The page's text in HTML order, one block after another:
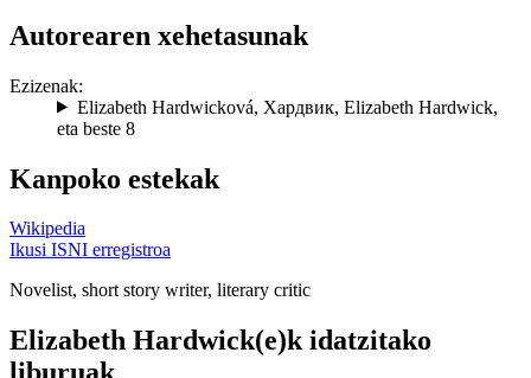
Autorearen xehetasunak
Ezizenak:
Elizabeth Hardwicková, Хардвик, Elizabeth Hardwick,
eta beste 8
Kanpoko estekak
Wikipedia
Ikusi ISNI erregistroa
Novelist, short story writer, literary critic
Elizabeth Hardwick(e)k idatzitako